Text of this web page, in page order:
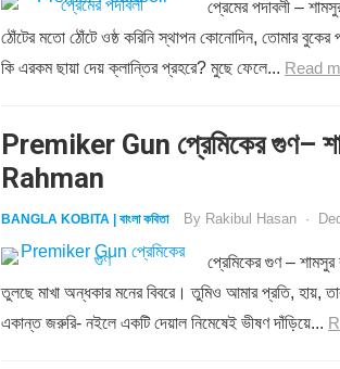
প্রেমের পদাবলী –
ঠোঁটের মতো ঠোঁটে ওষ্ঠ করিনি স্থাপন কোনোদিন, তোমার
কি এরকম ছায়া দেয় ক্লান্তির প্রহরে? মুছে ফেলে... Read
Premiker Gun প্রেমিকের গুণ–
Rahman
BANGLA KOBITA | বাংলা কবিতা By Rakibul Hasan ·
প্রেমিকের গুণ – শামসুর
তুলছে মাখা অন্ধকার মনের বিবরে। তুমিও আমার প্রতি, হায়,
একান্ত জরুরি- নইলে একটি দেয়াল নিমেষেই ভীষণ দাঁড়িয়ে...